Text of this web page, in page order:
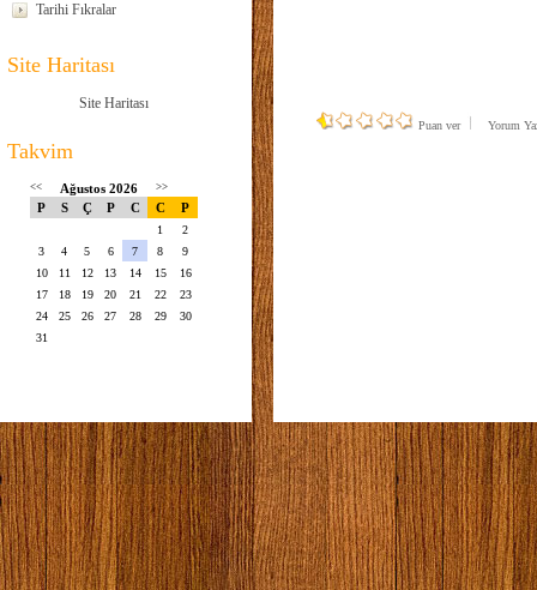
Tarihi Fıkralar
Site Haritası
Site Haritası
Takvim
<< Ağustos 2026 >>
P S Ç P C C P
1
2
3
4 5 6 7 8
9
10
11 12 13 14 15
16
17
18 19 20 21 22
23
24
25 26 27 28 29
30
31
Puan ver Yorum